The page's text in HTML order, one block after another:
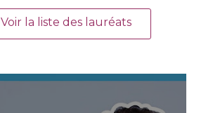
Voir la liste des lauréats